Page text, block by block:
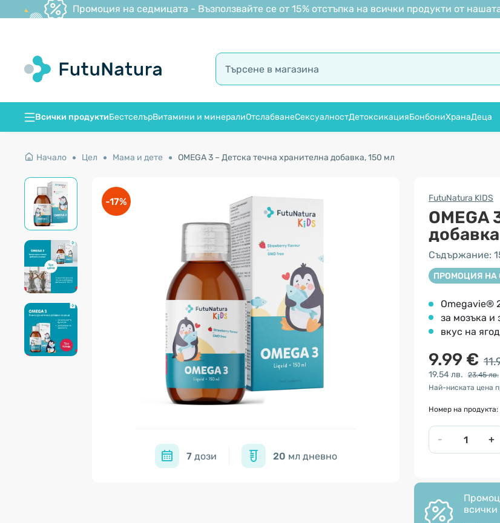
Промоция на седмицата - Възползвайте се от 15% отстъпка на всички продукти от
Всички продуктиБестселърВитамини и минералиОтслабванеСексуалностДетоксикацияБонбониХранаДеца
Начало Цел Мама и дете OMEGA 3 – Детска течна хранителна добавка, 150 мл
-17%
7дози 20 мл дневно
FutuNatura KIDS
OMEGA
добавка
Съдържание:
ПРОМОЦИЯ НА
Omegavie®
за мозъка и
вкус на
9.99 €
19.54 лв.
23.45 лв.
Най-ниската цена
Номер на продукта:
- +